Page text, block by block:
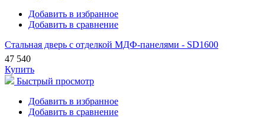
Добавить в избранное
Добавить в сравнение
Стальная дверь с отделкой МДФ-панелями - SD1600
47 540
Купить
Быстрый просмотр
Добавить в избранное
Добавить в сравнение